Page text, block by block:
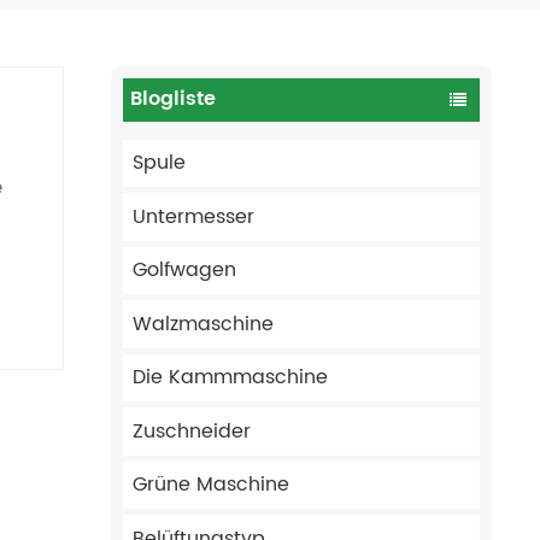
Blogliste
Spule
Untermesser
Golfwagen
Walzmaschine
Die Kammmaschine
Zuschneider
Grüne Maschine